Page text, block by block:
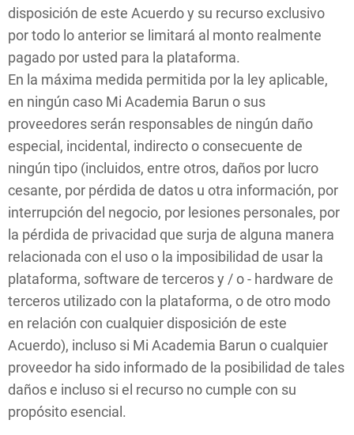
disposición de este Acuerdo y su recurso exclusivo
por todo lo anterior se limitará al monto realmente
pagado por usted para la plataforma.
En la máxima medida permitida por la ley aplicable,
en ningún caso Mi Academia Barun o sus
proveedores serán responsables de ningún daño
especial, incidental, indirecto o consecuente de
ningún tipo (incluidos, entre otros, daños por lucro
cesante, por pérdida de datos u otra información, por
interrupción del negocio, por lesiones personales, por
la pérdida de privacidad que surja de alguna manera
relacionada con el uso o la imposibilidad de usar la
plataforma, software de terceros y / o - hardware de
terceros utilizado con la plataforma, o de otro modo
en relación con cualquier disposición de este
Acuerdo), incluso si Mi Academia Barun o cualquier
proveedor ha sido informado de la posibilidad de tales
daños e incluso si el recurso no cumple con su
propósito esencial.